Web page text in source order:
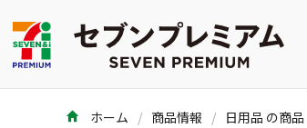
ホーム 商品情報 日用品 の商品